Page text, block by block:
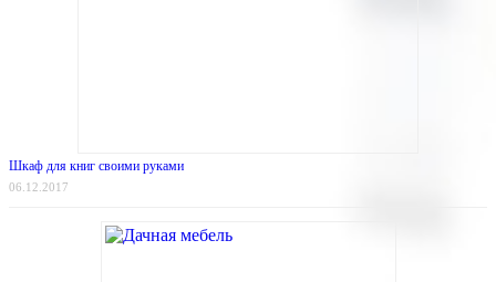
Шкаф для книг своими руками
06.12.2017